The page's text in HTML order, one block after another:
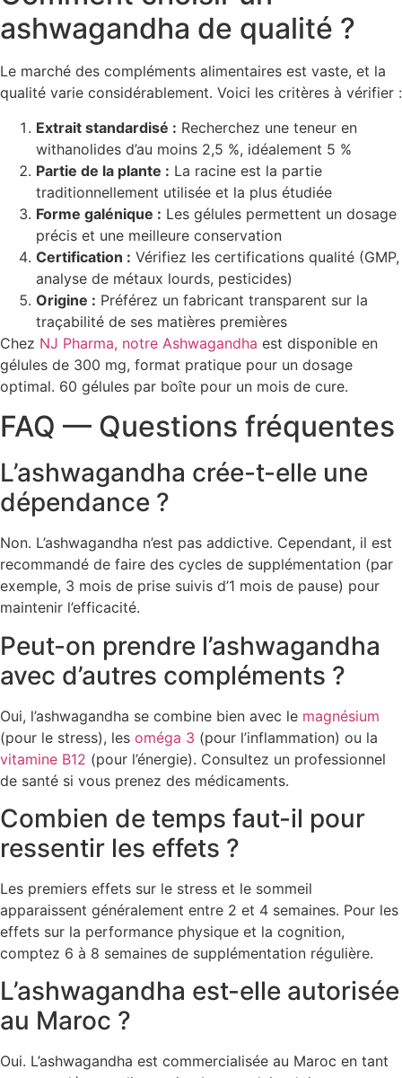
ashwagandha de qualité ?
Le marché des compléments alimentaires est vaste, et la
qualité varie considérablement. Voici les critères à vérifier :
Extrait standardisé : Recherchez une teneur en
withanolides d’au moins 2,5 %, idéalement 5 %
Partie de la plante : La racine est la partie
traditionnellement utilisée et la plus étudiée
Forme galénique : Les gélules permettent un dosage
précis et une meilleure conservation
Certification : Vérifiez les certifications qualité (GMP,
analyse de métaux lourds, pesticides)
Origine : Préférez un fabricant transparent sur la
traçabilité de ses matières premières
Chez NJ Pharma, notre Ashwagandha est disponible en
gélules de 300 mg, format pratique pour un dosage
optimal. 60 gélules par boîte pour un mois de cure.
FAQ — Questions fréquentes
L’ashwagandha crée-t-elle une
dépendance ?
Non. L’ashwagandha n’est pas addictive. Cependant, il est
recommandé de faire des cycles de supplémentation (par
exemple, 3 mois de prise suivis d’1 mois de pause) pour
maintenir l’efficacité.
Peut-on prendre l’ashwagandha
avec d’autres compléments ?
Oui, l’ashwagandha se combine bien avec le magnésium
(pour le stress), les oméga 3 (pour l’inflammation) ou la
vitamine B12 (pour l’énergie). Consultez un professionnel
de santé si vous prenez des médicaments.
Combien de temps faut-il pour
ressentir les effets ?
Les premiers effets sur le stress et le sommeil
apparaissent généralement entre 2 et 4 semaines. Pour les
effets sur la performance physique et la cognition,
comptez 6 à 8 semaines de supplémentation régulière.
L’ashwagandha est-elle autorisée
au Maroc ?
Oui. L’ashwagandha est commercialisée au Maroc en tant